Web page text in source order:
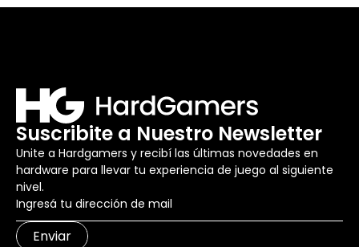
Suscribite a Nuestro Newsletter
Unite a Hardgamers y recibí las últimas novedades en
hardware para llevar tu experiencia de juego al siguiente
nivel.
Enviar